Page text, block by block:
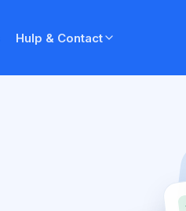
Hulp & Contact